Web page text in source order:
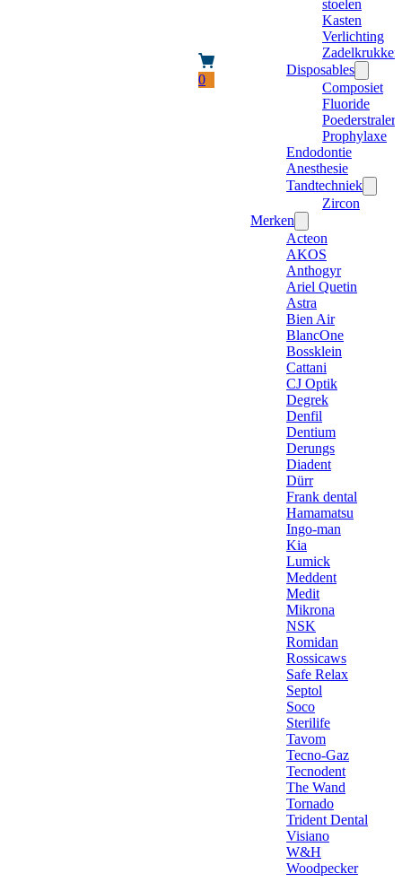
0
stoelen
Kasten
Verlichting
Zadelkrukken
Disposables
Composiet
Fluoride
Poederstraler
Prophylaxe
Endodontie
Anesthesie
Tandtechniek
Zircon
Merken
Acteon
AKOS
Anthogyr
Ariel Quetin
Astra
Bien Air
BlancOne
Bossklein
Cattani
CJ Optik
Degrek
Denfil
Dentium
Derungs
Diadent
Dürr
Frank dental
Hamamatsu
Ingo-man
Kia
Lumick
Meddent
Medit
Mikrona
NSK
Romidan
Rossicaws
Safe Relax
Septol
Soco
Sterilife
Tavom
Tecno-Gaz
Tecnodent
The Wand
Tornado
Trident Dental
Visiano
W&H
Woodpecker